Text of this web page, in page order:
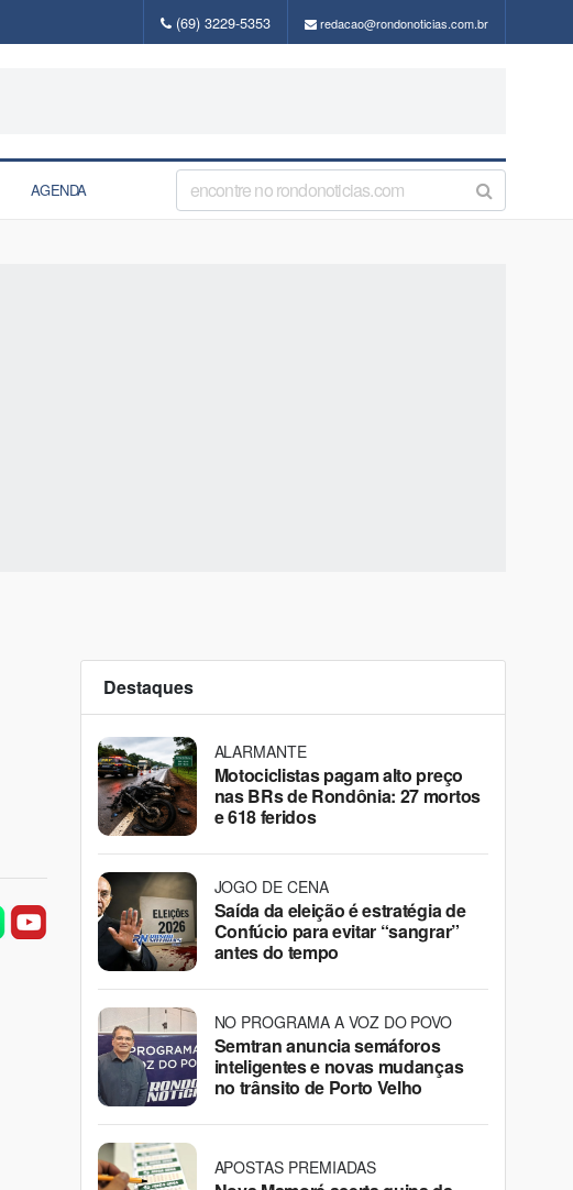
(69) 3229-5353 redacao@rondonoticias.com.br
AGENDA
Destaques
ALARMANTE
Motociclistas pagam alto preço
nas BRs de Rondônia: 27 mortos
e 618 feridos
JOGO DE CENA
Saída da eleição é estratégia de
Confúcio para evitar “sangrar”
antes do tempo
NO PROGRAMA A VOZ DO POVO
Semtran anuncia semáforos
inteligentes e novas mudanças
no trânsito de Porto Velho
APOSTAS PREMIADAS